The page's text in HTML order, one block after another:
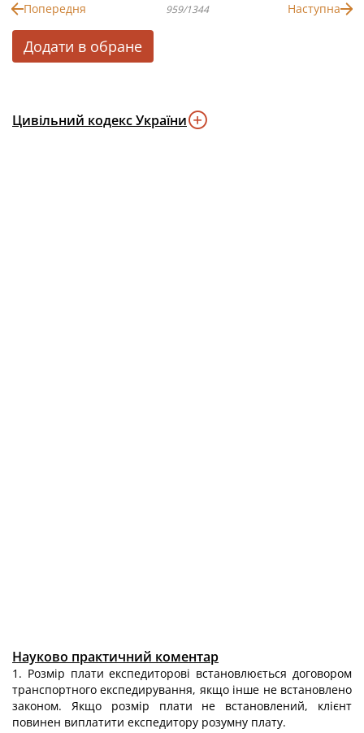
Попередня 959/1344 Наступна
Додати в обране
Цивільний кодекс України
Науково практичний коментар
1. Розмір плати експедиторові встановлюється договором
транспортного експедирування, якщо інше не встановлено
законом. Якщо розмір плати не встановлений, клієнт
повинен виплатити експедитору розумну плату.